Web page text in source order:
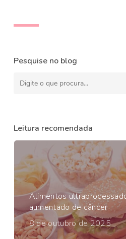
Pesquise no blog
Leitura recomendada
Alimentos
aumentado de câncer
8 de outubro de 2025